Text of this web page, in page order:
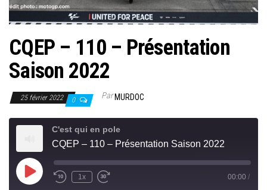
CQEP – 110 – Présentation
Saison 2022
25 février 2022 0 ParMURDOC
C'est qui en pole
CQEP – 110 – Présentation Saison 2022
Play
EpisodeRewind
1x
Fast
00:00 /